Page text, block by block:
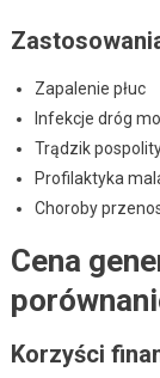
Zapalenie płuc
Infekcje dróg
Trądzik
Profilaktyka
Choroby
Cena
Korzyści